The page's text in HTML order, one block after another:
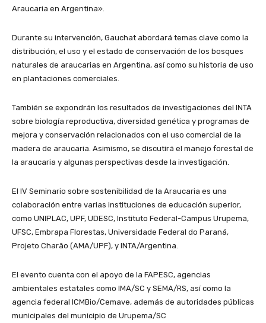
Araucaria en Argentina».
Durante su intervención, Gauchat abordará temas clave como la
distribución, el uso y el estado de conservación de los bosques
naturales de araucarias en Argentina, así como su historia de uso
en plantaciones comerciales.
También se expondrán los resultados de investigaciones del INTA
sobre biología reproductiva, diversidad genética y programas de
mejora y conservación relacionados con el uso comercial de la
madera de araucaria. Asimismo, se discutirá el manejo forestal de
la araucaria y algunas perspectivas desde la investigación.
El IV Seminario sobre sostenibilidad de la Araucaria es una
colaboración entre varias instituciones de educación superior,
como UNIPLAC, UPF, UDESC, Instituto Federal-Campus Urupema,
UFSC, Embrapa Florestas, Universidade Federal do Paraná,
Projeto Charão (AMA/UPF), y INTA/Argentina.
El evento cuenta con el apoyo de la FAPESC, agencias
ambientales estatales como IMA/SC y SEMA/RS, así como la
agencia federal ICMBio/Cemave, además de autoridades públicas
municipales del municipio de Urupema/SC